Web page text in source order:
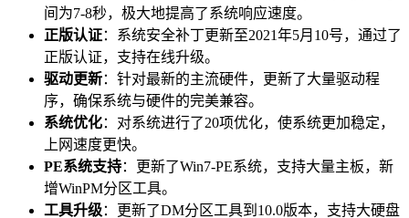
间为7-8秒，极大地提高了系统响应速度。
正版认证：系统安全补丁更新至2021年5月10号，通过了
正版认证，支持在线升级。
驱动更新：针对最新的主流硬件，更新了大量驱动程
序，确保系统与硬件的完美兼容。
系统优化：对系统进行了20项优化，使系统更加稳定，
上网速度更快。
PE系统支持：更新了Win7-PE系统，支持大量主板，新
增WinPM分区工具。
工具升级：更新了DM分区工具到10.0版本，支持大硬盘